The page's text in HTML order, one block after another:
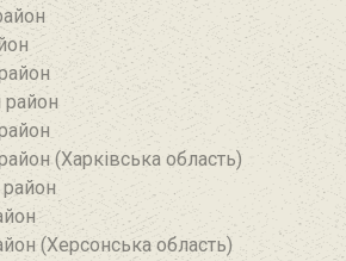
район
(Харківська область)
район‎
(Херсонська область)